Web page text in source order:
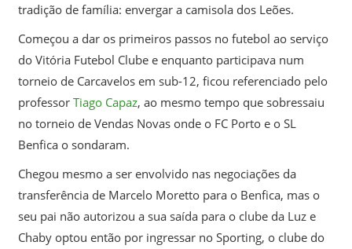
tradição de família: envergar a camisola dos Leões.
Começou a dar os primeiros passos no futebol ao serviço
do Vitória Futebol Clube e enquanto participava num
torneio de Carcavelos em sub-12, ficou referenciado pelo
professor Tiago Capaz, ao mesmo tempo que sobressaiu
no torneio de Vendas Novas onde o FC Porto e o SL
Benfica o sondaram.
Chegou mesmo a ser envolvido nas negociações da
transferência de Marcelo Moretto para o Benfica, mas o
seu pai não autorizou a sua saída para o clube da Luz e
Chaby optou então por ingressar no Sporting, o clube do